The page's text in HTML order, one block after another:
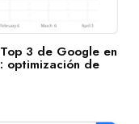
3 de Google en
optimización de